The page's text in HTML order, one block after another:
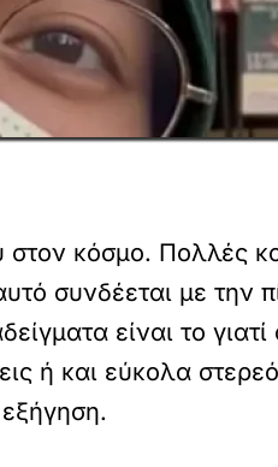
κόσμο. Πολλές
συνδέεται με την
είναι το
ή και εύκολα